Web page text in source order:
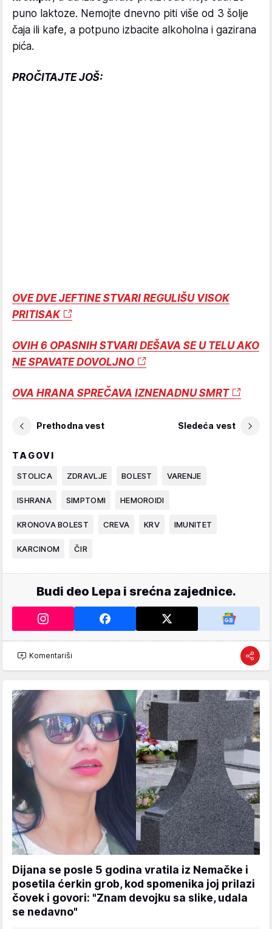
puno laktoze. Nemojte dnevno piti više od 3 šolje
čaja ili kafe, a potpuno izbacite alkoholna i gazirana
pića.
PROČITAJTE JOŠ:
OVE DVE JEFTINE STVARI REGULIŠU VISOK
PRITISAK
OVIH 6 OPASNIH STVARI DEŠAVA SE U TELU AKO
NE SPAVATE DOVOLJNO
OVA HRANA SPREČAVA IZNENADNU SMRT
Prethodna vest Sledeća vest
TAGOVI
STOLICA ZDRAVLJE BOLEST VARENJE
ISHRANA SIMPTOMI HEMOROIDI
KRONOVA BOLEST CREVA KRV IMUNITET
KARCINOM ČIR
Budi deo Lepa i srećna zajednice.
Komentariši
Dijana se posle 5 godina vratila iz Nemačke i
posetila ćerkin grob, kod spomenika joj prilazi
čovek i govori: "Znam devojku sa slike, udala
se nedavno"